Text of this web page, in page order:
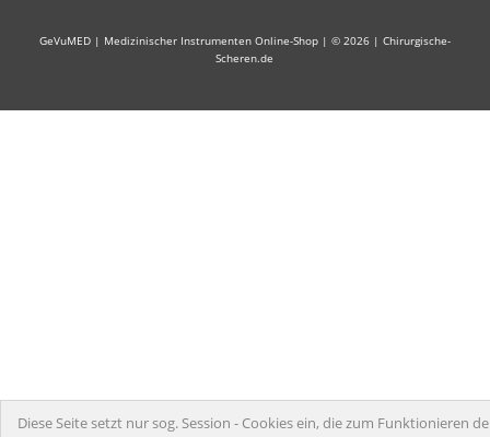
GeVuMED | Medizinischer Instrumenten Online-Shop | © 2026 | Chirurgische-
Scheren.de
Diese Seite setzt nur sog. Session - Cookies ein, die zum Funktionieren